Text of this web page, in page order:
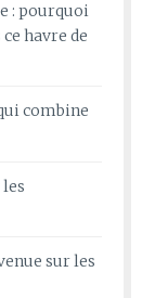
: pourquoi
havre de
combine
sur les